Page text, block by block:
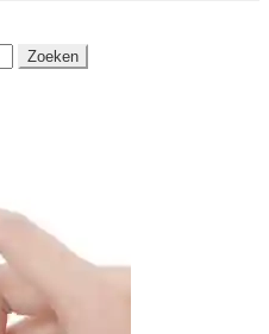
Zoeken